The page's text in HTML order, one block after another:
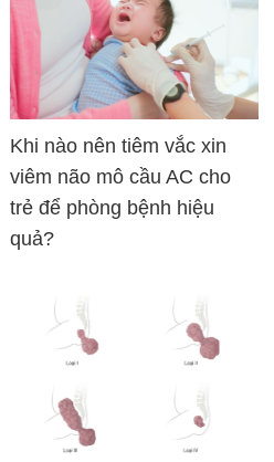
Khi nào nên tiêm vắc xin
viêm não mô cầu AC cho
trẻ để phòng bệnh hiệu
quả?